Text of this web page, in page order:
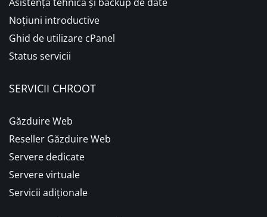
Asistență tehnică și backup de date
Noțiuni introductive
Ghid de utilizare cPanel
Status servicii
SERVICII CHROOT
Găzduire Web
Reseller Găzduire Web
Servere dedicate
Servere virtuale
Servicii adiționale